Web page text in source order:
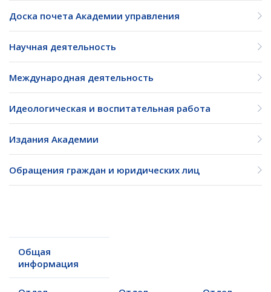
Доска почета Академии управления
Научная деятельность
Международная деятельность
Идеологическая и воспитательная работа
Издания Академии
Обращения граждан и юридических лиц
Общая
информация